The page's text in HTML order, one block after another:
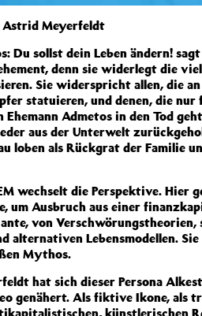
Astrid Meyerfeldt
Du sollst dein Leben ändern!
denn sie widerlegt die
Sie widerspricht allen, die
statuieren, und denen, die
Admetos in den Tod
aus der Unterwelt
loben als Rückgrat der Familie
wechselt die Perspektive. Hier
um Ausbruch aus einer
von
alternativen Lebensmodellen.
Mythos.
hat sich dieser Persona
genähert. Als fiktive Ikone, als
künstlerischen